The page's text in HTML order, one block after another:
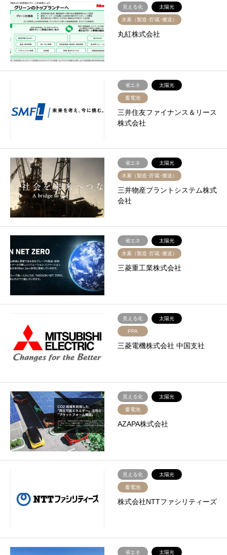
見える化 太陽光
水素（製造･貯蔵･搬送）
丸紅株式会社
省エネ 太陽光
蓄電池
三井住友ファイナンス＆リース
株式会社
省エネ 太陽光
水素（製造･貯蔵･搬送）
三井物産プラントシステム株式
会社
省エネ 太陽光
水素（製造･貯蔵･搬送）
三菱重工業株式会社
見える化 太陽光
PPA
三菱電機株式会社 中国支社
見える化 太陽光
蓄電池
AZAPA株式会社
見える化 太陽光
蓄電池
株式会社NTTファシリティーズ
省エネ 太陽光